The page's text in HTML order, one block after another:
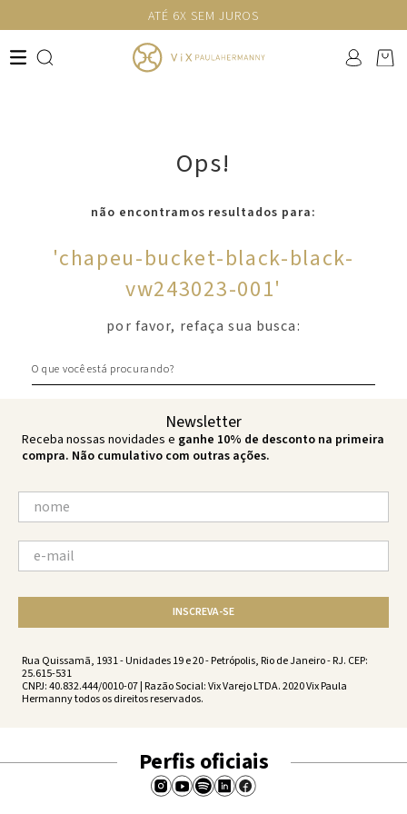
ATÉ 6X SEM JUROS
Ops!
não encontramos resultados para:
'chapeu-bucket-black-black-
vw243023-001'
por favor, refaça sua busca:
Newsletter
Receba nossas novidades e ganhe 10% de desconto na primeira
compra. Não cumulativo com outras ações.
INSCREVA-SE
Rua Quissamã, 1931 - Unidades 19 e 20 - Petrópolis, Rio de Janeiro - RJ. CEP:
25.615-531
CNPJ: 40.832.444/0010-07 | Razão Social: Vix Varejo LTDA. 2020 Vix Paula
Hermanny todos os direitos reservados.
Perfis oficiais